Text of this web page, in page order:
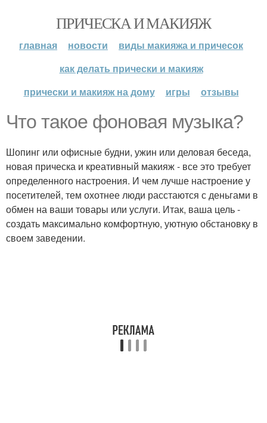
ПРИЧЕСКА И МАКИЯЖ
главная новости
виды макияжа и причесок
как делать прически и макияж
прически и макияж на дому
игры отзывы
Что такое фоновая музыка?
Шопинг или офисные будни, ужин или деловая беседа,
новая прическа и креативный макияж - все это требует
определенного настроения. И чем лучше настроение у
посетителей, тем охотнее люди расстаются с деньгами в
обмен на ваши товары или услуги. Итак, ваша цель -
создать максимально комфортную, уютную обстановку в
своем заведении.